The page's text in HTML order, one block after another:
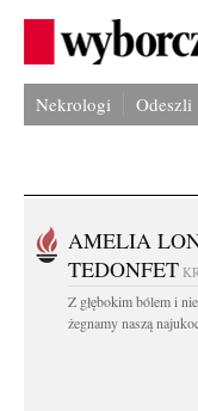
Nekrologi Odeszli
AMELIA
TEDONFET
Z głębokim bólem i
żegnamy naszą